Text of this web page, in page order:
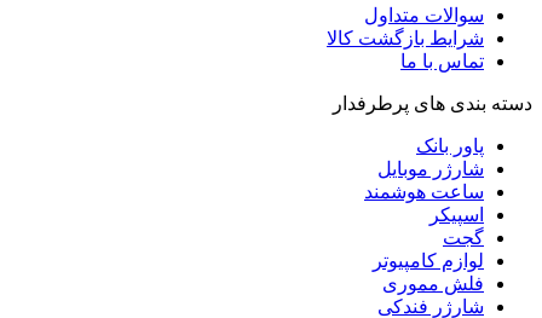
سوالات متداول
شرایط بازگشت کالا
تماس با ما
دسته بندی های پرطرفدار
پاور بانک
شارژر موبایل
ساعت هوشمند
اسپیکر
گجت
لوازم کامپیوتر
فلش مموری
شارژر فندکی